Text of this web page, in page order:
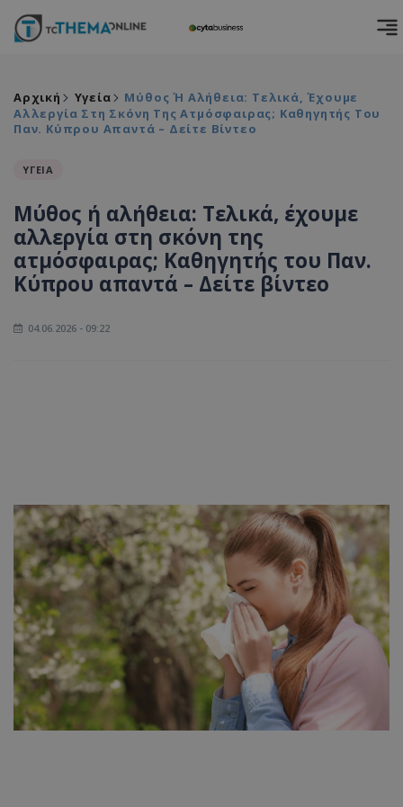
Αρχική Υγεία
Μύθος Ή Αλήθεια: Τελικά, Έχουμε
Αλλεργία Στη Σκόνη Της Ατμόσφαιρας; Καθηγητής Του
Παν. Κύπρου Απαντά – Δείτε Βίντεο
ΥΓΕΙΑ
Μύθος ή αλήθεια: Τελικά, έχουμε
αλλεργία στη σκόνη της
ατμόσφαιρας; Καθηγητής του Παν.
Κύπρου απαντά – Δείτε βίντεο
04.06.2026 - 09:22